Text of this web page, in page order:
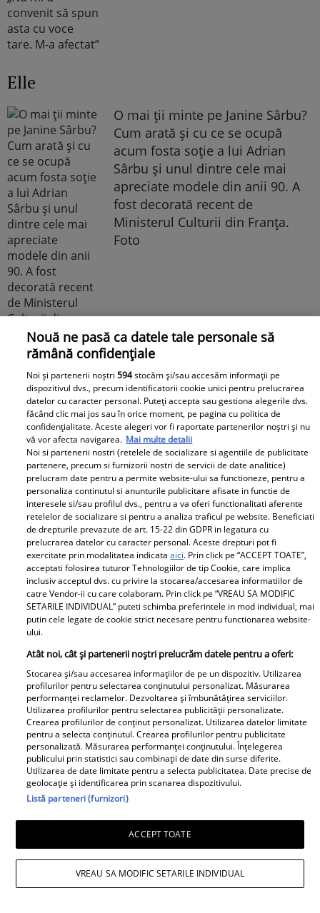
Elle
O mai ții minte pe Janine Sârbu?
Cum arată și cu ce se ocupă
acum fosta soție a lui Adrian
Sârbu și unul dintre cele mai
apreciate modele din anii 90. A
fost decorată recent de
Ministerul Culturii din Franța.
Foto
Noi dezvăluiri despre relația
actuală dintre Andreea Popescu
și Dan Alexa. Relația ei
extraconjugală cu antrenorul a
dus la divorțul de Rareș Cojoc,
însă nimeni nu se aștepta la ce
se întâmplă în prezent
Este în culmea fericirii! Vedeta a
devenit mamă pentru a doua
oară și a dezvăluit prima
imagine cu fiul său: „Iubirile
vieții mele” Foto
A1.ro
Poftiți pe la noi: Poftiți la
întrecere. Mirela Vaida și
Adriana Trandafir, în centrul
atenției după provocarea lui Nea
Mărin
Nouă ne pasă ca datele tale personale să
rămână confidențiale
Noi și partenerii noștri594stocăm și/sau accesăm informații pe
dispozitivul dvs., precum identificatorii cookie unici pentru prelucrarea
datelor cu caracter personal. Puteți accepta sau gestiona alegerile dvs.
făcând clic mai jos sau în orice moment, pe pagina cu politica de
confidențialitate. Aceste alegeri vor fi raportate partenerilor noștri și nu
vă vor afecta navigarea. Mai multe detalii
Noi si partenerii nostri (retelele de socializare si agentiile de publicitate
partenere, precum si furnizorii nostri de servicii de date analitice)
prelucram date pentru a permite website-ului sa functioneze, pentru a
personaliza continutul si anunturile publicitare afisate in functie de
interesele si/sau profilul dvs., pentru a va oferi functionalitati aferente
retelelor de socializare si pentru a analiza traficul pe website. Beneficiati
de drepturile prevazute de art. 15-22 din GDPR in legatura cu
prelucrarea datelor cu caracter personal. Aceste drepturi pot fi
exercitate prin modalitatea indicataaici. Prin click pe “ACCEPT TOATE”,
acceptati folosirea tuturor Tehnologiilor de tip Cookie, care implica
inclusiv acceptul dvs. cu privire la stocarea/accesarea informatiilor de
catre Vendor-ii cu care colaboram. Prin click pe “VREAU SA MODIFIC
SETARILE INDIVIDUAL” puteti schimba preferintele in mod individual, mai
putin cele legate de cookie strict necesare pentru functionarea website-
ului.
Atât noi, cât și partenerii noștri prelucrăm datele pentru a oferi:
Stocarea și/sau accesarea informațiilor de pe un dispozitiv. Utilizarea
profilurilor pentru selectarea conținutului personalizat. Măsurarea
performanței reclamelor. Dezvoltarea și îmbunătățirea serviciilor.
Utilizarea profilurilor pentru selectarea publicității personalizate.
Crearea profilurilor de conținut personalizat. Utilizarea datelor limitate
pentru a selecta conținutul. Crearea profilurilor pentru publicitate
personalizată. Măsurarea performanței conținutului. Înțelegerea
publicului prin statistici sau combinații de date din surse diferite.
Utilizarea de date limitate pentru a selecta publicitatea. Date precise de
geolocație și identificarea prin scanarea dispozitivului.
Listă parteneri (furnizori)
ACCEPT TOATE
VREAU SA MODIFIC SETARILE INDIVIDUAL